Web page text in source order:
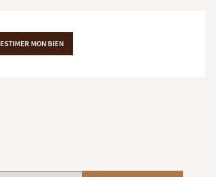
ESTIMER MON BIEN